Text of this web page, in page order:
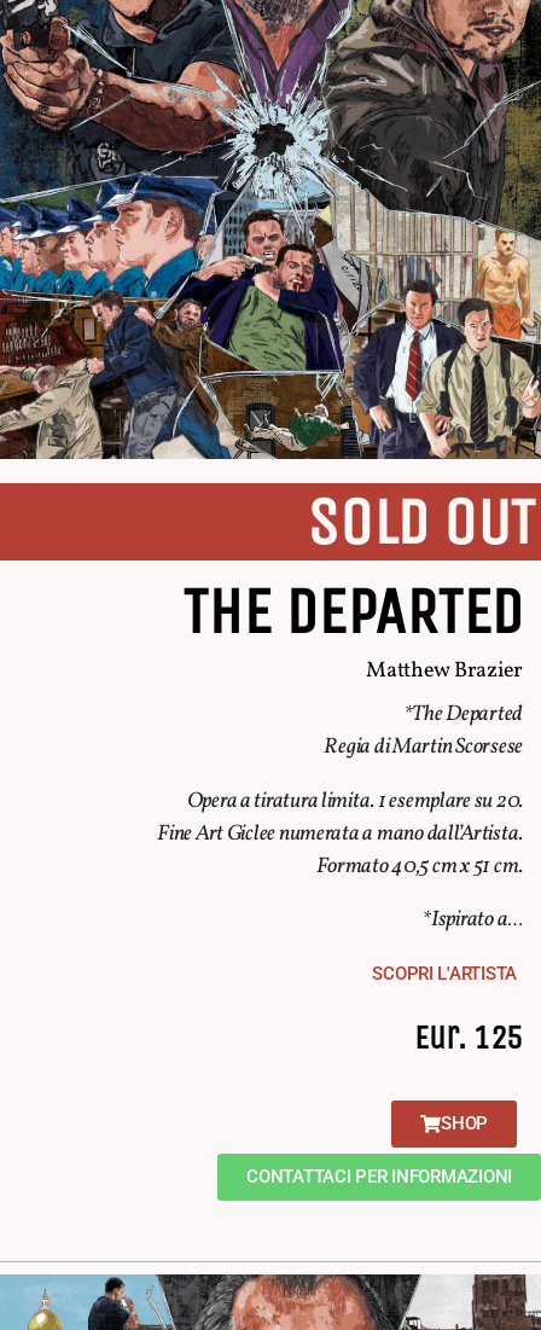
SOLD OUT
THE DEPARTED
Matthew Brazier
*The Departed
Regia di Martin Scorsese
Opera a tiratura limita. 1 esemplare su 20.
Fine Art Giclee numerata a mano dall’Artista.
Formato 40,5 cm x 51 cm.
*Ispirato a…
SCOPRI L'ARTISTA
Eur. 125
SHOP
CONTATTACI PER INFORMAZIONI